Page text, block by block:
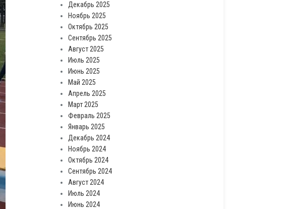
Декабрь 2025
Ноябрь 2025
Октябрь 2025
Сентябрь 2025
Август 2025
Июль 2025
Июнь 2025
Май 2025
Апрель 2025
Март 2025
Февраль 2025
Январь 2025
Декабрь 2024
Ноябрь 2024
Октябрь 2024
Сентябрь 2024
Август 2024
Июль 2024
Июнь 2024